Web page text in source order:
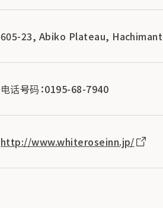
605-23, Abiko Plateau,
电话号码：0195-68-7940
http://www.whiteroseinn.jp/